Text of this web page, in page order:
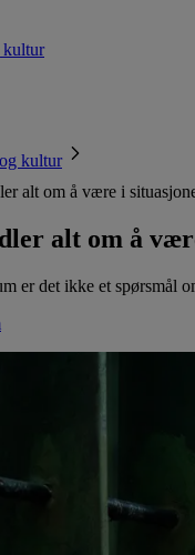
kultur
kultur
alt om å være i
alt om å
er det ikke et spørsmål